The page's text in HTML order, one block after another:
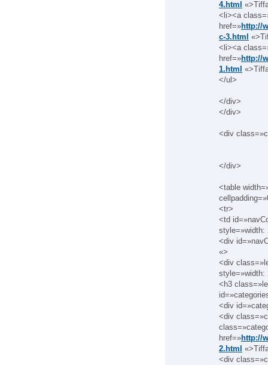
4.html
<li><a
href=»http://
c-3.html
<li><a
href=»http://
1.html
</ul>
</div>
</div>
<div
</div>
<table
<tr>
<td
style=»width:
<div
«>
<div
style=»width:
<h3
<div
<div
href=»http://
2.html
<div